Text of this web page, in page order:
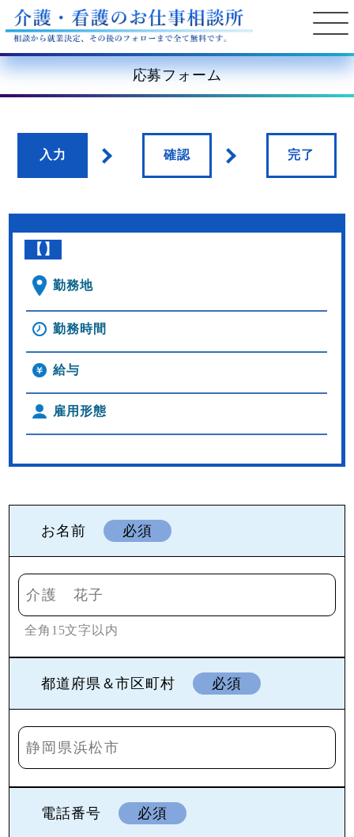
応募フォーム
入力 確認 完了
【】
勤務地
勤務時間
給与
雇用形態
お名前 必須
全角15文字以内
都道府県＆市区町村 必須
電話番号 必須